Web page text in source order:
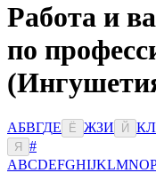
Работа и
по
АБВГДЕ Ё ЖЗИ Й КЛ
Я
#
ABCDEFGHIJKLMNO